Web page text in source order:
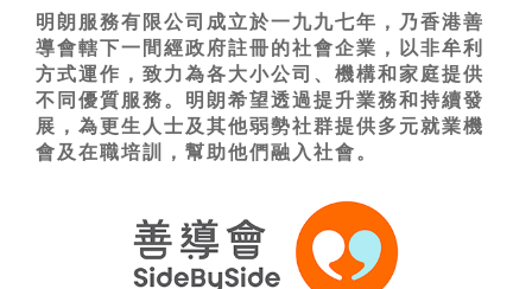
明朗服務有限公司成立於一九九七年，乃香港善
導會轄下一間經政府註冊的社會企業，以非牟利
方式運作，致力為各大小公司、機構和家庭提供
不同優質服務。明朗希望透過提升業務和持續發
展，為更生人士及其他弱勢社群提供多元就業機
會及在職培訓，幫助他們融入社會。